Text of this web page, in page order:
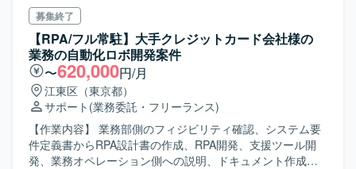
ール連携までの一連の業務フローを対象としたRPA開発を
行います。AI Agentを活用した自動化基盤の上で、UiPath
Studioを用いたワークフロー設計・開発および改修、動作確
認、ドキュメント作成などを担当していただきます。ま
た、業務担当者とのコミュニケーションを通じた要件整理
や仕様のすり合わせも行っていただきます。 【求める人物
像】 業務プロセスを自ら理解・整理しながら、自走して開
発を進めていただける方を求めております。関係者とのコ
ミュニケーションを通じて要件や課題を適切に整理し、品
質や保守性を意識したワークフロー設計・実装ができる方
募集終了
【RPA/フル常駐】大手クレジットカード会社様の
業務の自動化ロボ開発案件
〜620,000円/月
江東区（東京都）
サポート (業務委託・フリーランス)
【作業内容】 業務部側のフィジビリティ確認、システム要
件定義書からRPA設計書の作成、RPA開発、支援ツール開
発、業務オペレーション側への説明、ドキュメント作成、